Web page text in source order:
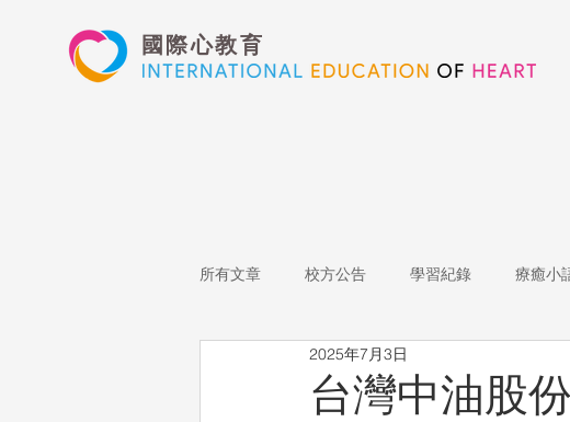
國際心教育
所有文章 校方公告 學習紀錄 療癒小
表演藝術
台灣中油股
2025年7月3日